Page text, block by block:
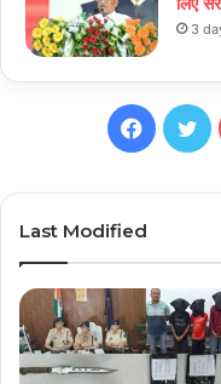
3
Last Modified